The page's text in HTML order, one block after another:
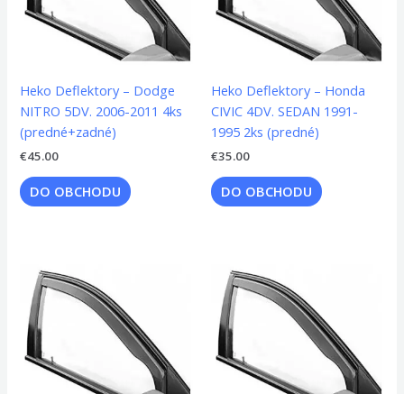
Heko Deflektory – Dodge
NITRO 5DV. 2006-2011 4ks
(predné+zadné)
€45.00
DO OBCHODU
Heko Deflektory – Honda
CIVIC 4DV. SEDAN 1991-
1995 2ks (predné)
€35.00
DO OBCHODU